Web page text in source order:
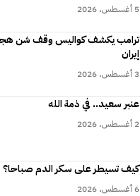
5 أغسطس، 2026
ترامب يكشف كواليس وقف شن
إيران
3 أغسطس، 2026
عنبر سعيد.. في ذمة الله
2 أغسطس، 2026
كيف تسيطر على سكر الدم صباحا؟
6 أغسطس، 2026